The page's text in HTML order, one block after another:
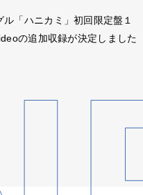
「ハニカミ」初回限定盤１
の追加収録が決定しました